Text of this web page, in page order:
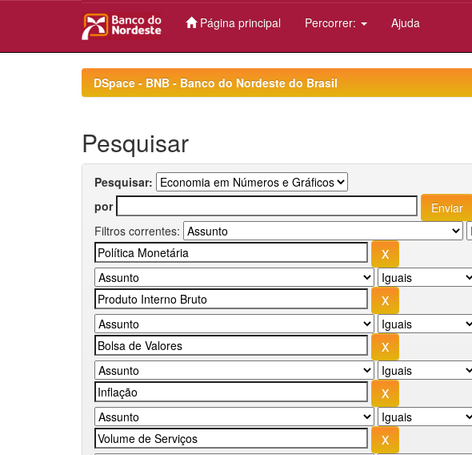
Página principal Percorrer: Ajuda
DSpace - BNB - Banco do Nordeste do Brasil
Pesquisar
Pesquisar:
por
Filtros correntes: